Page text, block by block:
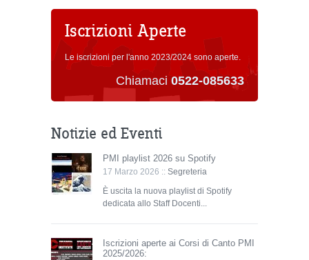
Iscrizioni Aperte
Le iscrizioni per l'anno 2023/2024 sono aperte.
Chiamaci 0522-085633
Notizie ed Eventi
PMI playlist 2026 su Spotify
17 Marzo 2026 :: Segreteria
È uscita la nuova playlist di Spotify
dedicata allo Staff Docenti...
Iscrizioni aperte ai Corsi di Canto PMI
2025/2026: